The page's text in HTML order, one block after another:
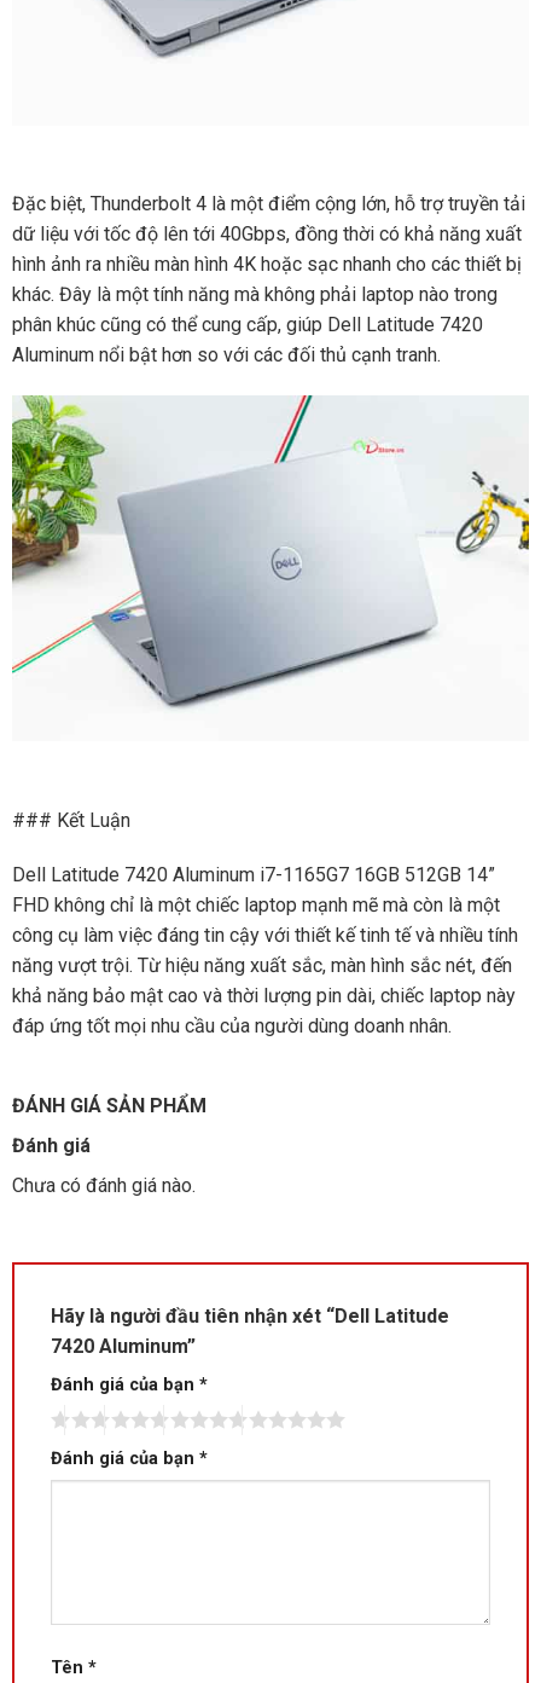
Đặc biệt, Thunderbolt 4 là một điểm cộng lớn, hỗ trợ truyền tải
dữ liệu với tốc độ lên tới 40Gbps, đồng thời có khả năng xuất
hình ảnh ra nhiều màn hình 4K hoặc sạc nhanh cho các thiết bị
khác. Đây là một tính năng mà không phải laptop nào trong
phân khúc cũng có thể cung cấp, giúp Dell Latitude 7420
Aluminum nổi bật hơn so với các đối thủ cạnh tranh.
### Kết Luận
Dell Latitude 7420 Aluminum i7-1165G7 16GB 512GB 14”
FHD không chỉ là một chiếc laptop mạnh mẽ mà còn là một
công cụ làm việc đáng tin cậy với thiết kế tinh tế và nhiều tính
năng vượt trội. Từ hiệu năng xuất sắc, màn hình sắc nét, đến
khả năng bảo mật cao và thời lượng pin dài, chiếc laptop này
đáp ứng tốt mọi nhu cầu của người dùng doanh nhân.
ĐÁNH GIÁ SẢN PHẨM
Đánh giá
Chưa có đánh giá nào.
Hãy là người đầu tiên nhận xét “Dell Latitude
7420 Aluminum”
Đánh giá của bạn *
Đánh giá của bạn *
Tên *